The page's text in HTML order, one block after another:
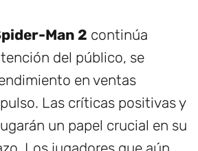
Man 2 continúa
del público, se
en ventas
Las críticas positivas y
un papel crucial en su